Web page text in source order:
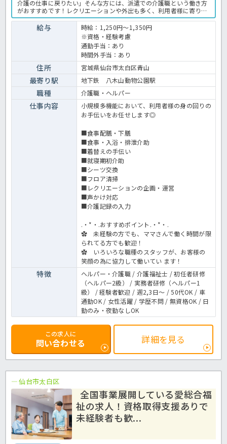
介護の仕事に戻りたい」そんな方には、派遣での介護職という働き方
がおすすめです！レクリエーションや外出も多く、利用者様に寄り添
いご自身も楽しみながら働けるお仕事内容ですよ。まずはお気軽にほ
っ介護までお問合せ下さいね。小規模多機能での介護業務全般です。
＜介護職 派遣社員 小規模多機能の求人＞
給与
時給：1,250円～1,350円
※資格・経験考慮
通勤手当：あり
時間外手当：あり
住所 宮城県仙台市太白区青山
最寄り駅 地下鉄 八木山動物公園駅
職種 介護職・ヘルパー
仕事内容
小規模多機能において、利用者様の身の回りの
お手伝いをお任せします◎
■食事配膳・下膳
■食事・入浴・排泄介助
■着替えの手伝い
■就寝期初介助
■シーツ交換
■フロア清掃
■レクリエーションの企画・運営
■声かけ対応
■介護記録の入力
.・*・.おすすめポイント.・*・.
✿ 未経験の方でも、ママさんで働く時間が限
られてる方でも歓迎！
✿ いろいろな職種のスタッフが、お客様の
笑顔の為に協力して働いてい ます！
特徴
ヘルパー・介護職 / 介護福祉士 / 初任者研修
（ヘルパー2級） / 実務者研修（ヘルパー1
級） / 経験者歓迎 / 週2,3日～ / 50代OK / 車
通勤OK / 女性活躍 / 学歴不問 / 無資格OK / 日
勤のみ・夜勤なしOK
この求人に
問い合わせる 詳細を見る
仙台市太白区
全国事業展開している愛総合福
祉の求人！資格取得支援ありで
未経験者も歓...